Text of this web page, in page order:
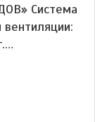
Система